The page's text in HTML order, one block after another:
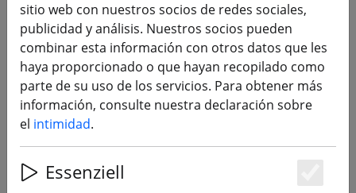
Cables - Conectores - Herramientas
y útiles
92 Products
Unterkategorien
sitio web con nuestros socios de redes sociales,
publicidad y análisis. Nuestros socios pueden
combinar esta información con otros datos que les
haya proporcionado o que hayan recopilado como
parte de su uso de los servicios. Para obtener más
información, consulte nuestra declaración sobre
el intimidad.
Essenziell